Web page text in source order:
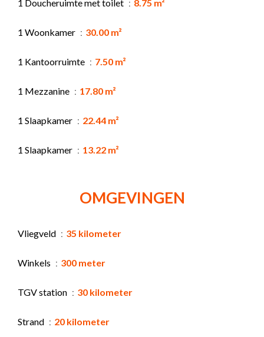
1 Doucheruimte met toilet 8.75 m²
1 Woonkamer 30.00 m²
1 Kantoorruimte 7.50 m²
1 Mezzanine 17.80 m²
1 Slaapkamer 22.44 m²
1 Slaapkamer 13.22 m²
OMGEVINGEN
Vliegveld 35 kilometer
Winkels 300 meter
TGV station 30 kilometer
Strand 20 kilometer